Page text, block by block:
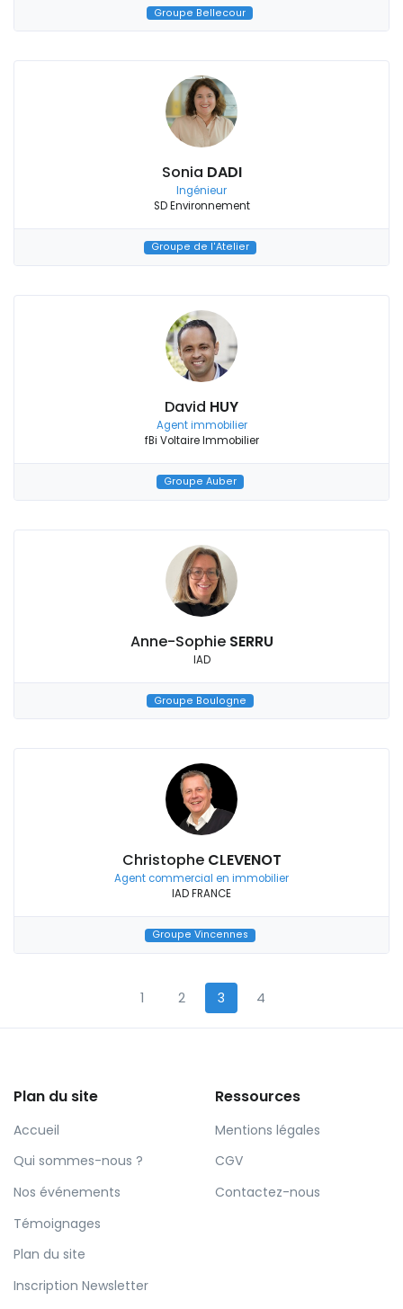
Groupe Bellecour
Sonia DADI
Ingénieur
SD Environnement
Groupe de l'Atelier
David HUY
Agent immobilier
fBi Voltaire Immobilier
Groupe Auber
Anne-Sophie SERRU
IAD
Groupe Boulogne
Christophe CLEVENOT
Agent commercial en immobilier
IAD FRANCE
Groupe Vincennes
1 2 3 4
Plan du site
Accueil
Qui sommes-nous ?
Nos événements
Témoignages
Plan du site
Inscription Newsletter
Ressources
Mentions légales
CGV
Contactez-nous